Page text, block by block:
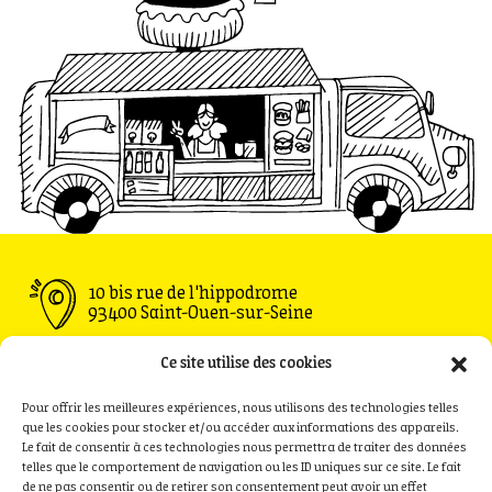
Ce site utilise des cookies
Pour offrir les meilleures expériences, nous utilisons des technologies telles
que les cookies pour stocker et/ou accéder aux informations des appareils.
Le fait de consentir à ces technologies nous permettra de traiter des données
telles que le comportement de navigation ou les ID uniques sur ce site. Le fait
de ne pas consentir ou de retirer son consentement peut avoir un effet
10 bis rue de l'hippodrome
93400 Saint-Ouen-sur-Seine
Ouvert du Mardi au Vendredi : 11h30 - 00h00
Samedi : 09h00 - 00h00